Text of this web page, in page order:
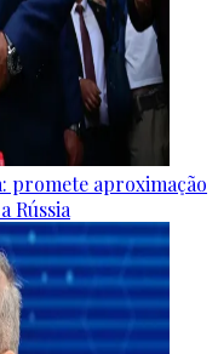
promete aproximação
Rússia